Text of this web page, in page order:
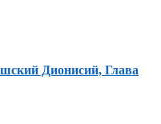
Дионисий, Глава